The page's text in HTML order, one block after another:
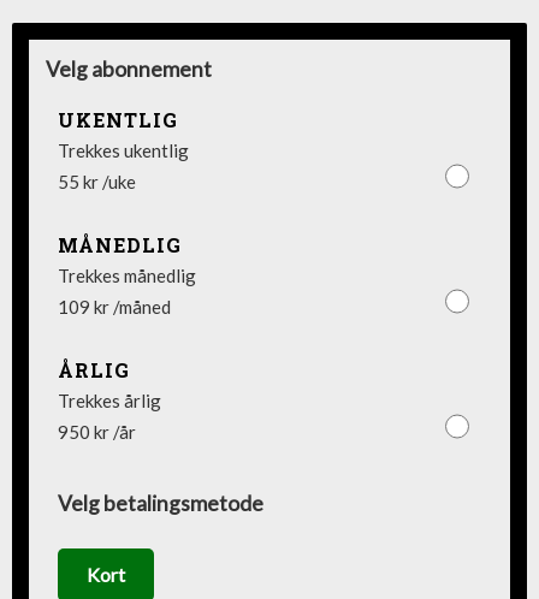
Velg abonnement
UKENTLIG
Trekkes ukentlig
55 kr /uke
MÅNEDLIG
Trekkes månedlig
109 kr /måned
ÅRLIG
Trekkes årlig
950 kr /år
Velg betalingsmetode
Kort